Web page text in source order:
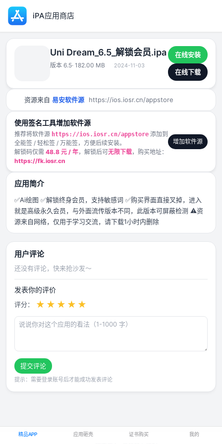
iPA应用商店
Uni Dream_6.5_解锁会员.ipa
版本 6.5· 182.00 MB 2024-11-03
在线安装
在线下载
资源来自 易安软件源 https://ios.iosr.cn/appstore
使用签名工具增加软件源
推荐将软件源 https://ios.iosr.cn/appstore 添加到
全能签 / 轻松签 / 万能签，方便后续安装。
解锁码仅需 48.8 元 / 年，解锁后可无限下载，购买地址：
https://fk.iosr.cn
增加软件源
应用简介
✅Ai绘图 ✅解锁终身会员，支持敏感词 ✅购买界面直接叉掉，进入
就是高级永久会员，与外面流传版本不同，此版本可屏蔽检测 ⚠️资
源来自网络，仅用于学习交流，请下载1小时内删除
用户评论
还没有评论，快来抢沙发～
发表你的评价
评分： ★ ★ ★ ★ ★
提交评论
提示：需要登录账号后才能成功发表评论
精品APP 应用砸壳 证书购买 我的